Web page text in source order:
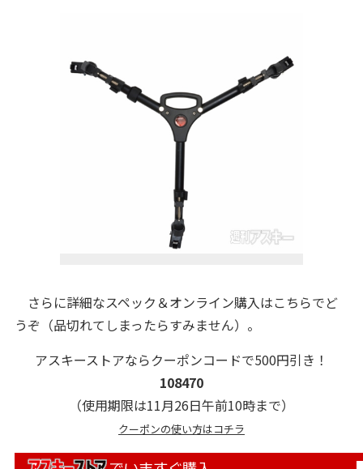
さらに詳細なスペック＆オンライン購入はこちらでど
うぞ（品切れてしまったらすみません）。
アスキーストアならクーポンコードで500円引き！
108470
（使用期限は11月26日午前10時まで）
クーポンの使い方はコチラ